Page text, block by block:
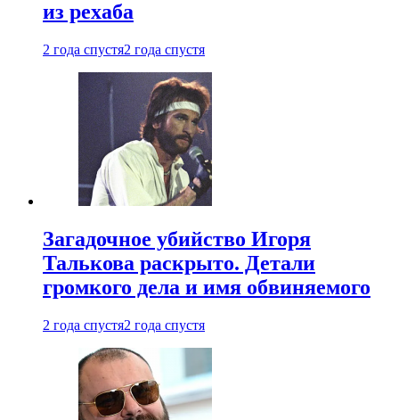
из рехаба
2 года спустя2 года спустя
Загадочное убийство Игоря
Талькова раскрыто. Детали
громкого дела и имя обвиняемого
2 года спустя2 года спустя